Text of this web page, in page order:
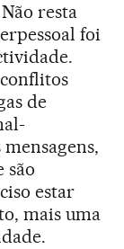
resta
foi
de
são
estar
mais uma